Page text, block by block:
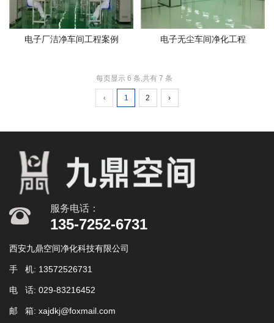
电子厂洁净车间工程案例 电子无尘车间净化工程
每页显示 6 条,共有 7 条
‹ 1 2 ›
服务电话：
135-7252-6731
西安九鼎空间净化科技有限公司
手 机: 13572526731
电 话: 029-83216452
邮 箱: xajdkj@foxmail.com